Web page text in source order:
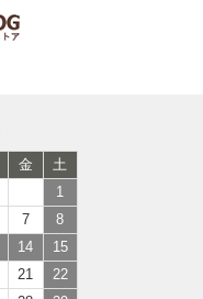
金
土
1
7
8
14
15
21
22